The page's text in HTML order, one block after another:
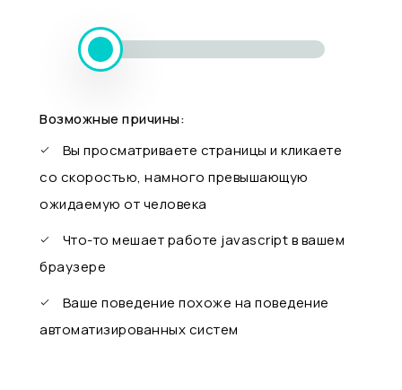
Возможные причины:
Вы просматриваете страницы и кликаете
со скоростью, намного превышающую
ожидаемую от человека
Что-то мешает работе javascript в вашем
браузере
Ваше поведение похоже на поведение
автоматизированных систем